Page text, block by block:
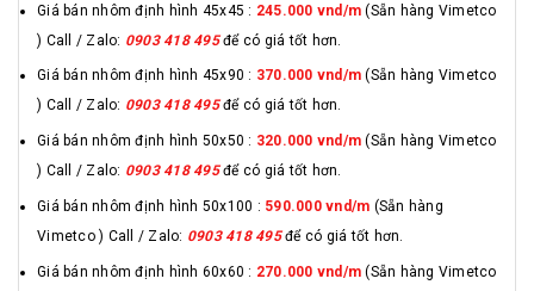
Giá bán nhôm định hình 45x45 : 245.000 vnd/m (Sẵn hàng Vimetco
) Call / Zalo: 0903 418 495để có giá tốt hơn.
Giá bán nhôm định hình 45x90 : 370.000 vnd/m(Sẵn hàng Vimetco
) Call / Zalo: 0903 418 495để có giá tốt hơn.
Giá bán nhôm định hình 50x50 : 320.000 vnd/m (Sẵn hàng Vimetco
) Call / Zalo: 0903 418 495để có giá tốt hơn.
Giá bán nhôm định hình 50x100 : 590.000 vnd/m (Sẵn hàng
Vimetco ) Call / Zalo: 0903 418 495để có giá tốt hơn.
Giá bán nhôm định hình 60x60 : 270.000 vnd/m (Sẵn hàng Vimetco